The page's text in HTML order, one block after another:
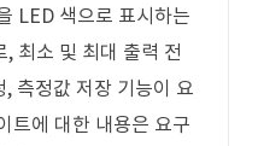
LED 색으로 표시하는
최소 및 최대 출력 전
측정값 저장 기능이 요
트에 대한 내용은 요구